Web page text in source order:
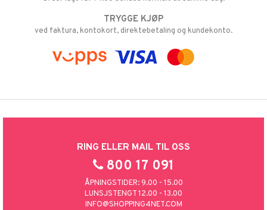
TRYGGE KJØP
ved faktura, kontokort, direktebetaling og kundekonto.
RING ELLER MAIL TIL OSS
800 17 091
ÅPNINGSTIDER: 9.00 - 15.00
LUNSJSTENGT 12.00 - 13.00
INFO@SHOPPING4NET.COM